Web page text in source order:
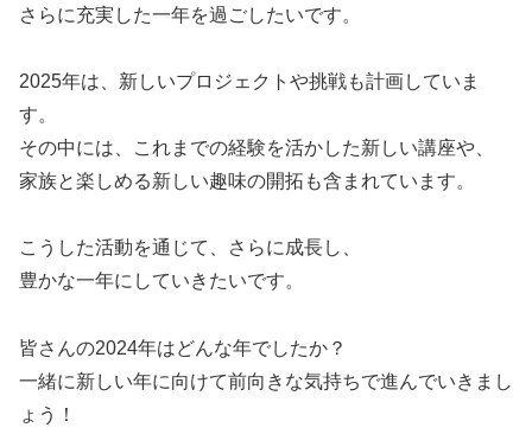
さらに充実した一年を過ごしたいです。
2025年は、新しいプロジェクトや挑戦も計画していま
す。
その中には、これまでの経験を活かした新しい講座や、
家族と楽しめる新しい趣味の開拓も含まれています。
こうした活動を通じて、さらに成長し、
豊かな一年にしていきたいです。
皆さんの2024年はどんな年でしたか？
一緒に新しい年に向けて前向きな気持ちで進んでいきまし
ょう！